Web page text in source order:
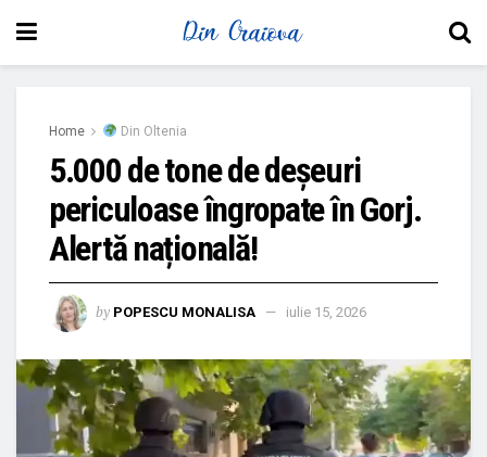
Home Din Oltenia
5.000 de tone de deșeuri
periculoase îngropate în Gorj.
Alertă națională!
by POPESCU MONALISA iulie 15, 2026